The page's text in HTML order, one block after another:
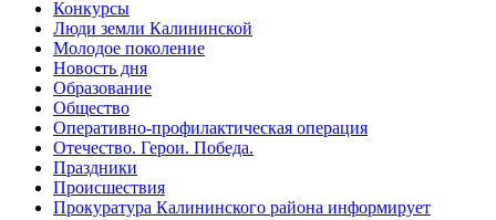
Конкурсы
Люди земли Калининской
Молодое поколение
Новость дня
Образование
Общество
Оперативно-профилактическая операция
Отечество. Герои. Победа.
Праздники
Происшествия
Прокуратура Калининского района информирует